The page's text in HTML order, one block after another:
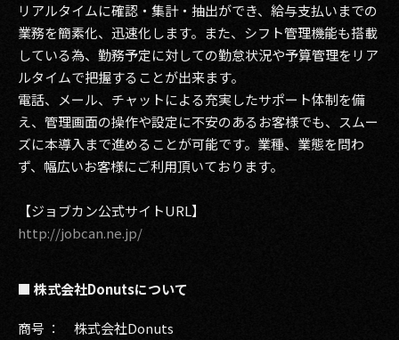
2010
2009
リアルタイムに確認・集計・抽出ができ、給与支払いまでの
業務を簡素化、迅速化します。また、シフト管理機能も搭載
している為、勤務予定に対しての勤怠状況や予算管理をリア
ルタイムで把握することが出来ます。
電話、メール、チャットによる充実したサポート体制を備
え、管理画面の操作や設定に不安のあるお客様でも、スムー
ズに本導入まで進めることが可能です。業種、業態を問わ
ず、幅広いお客様にご利用頂いております。
【ジョブカン公式サイトURL】
http://jobcan.ne.jp/
■ 株式会社Donutsについて
商号 ： 株式会社Donuts